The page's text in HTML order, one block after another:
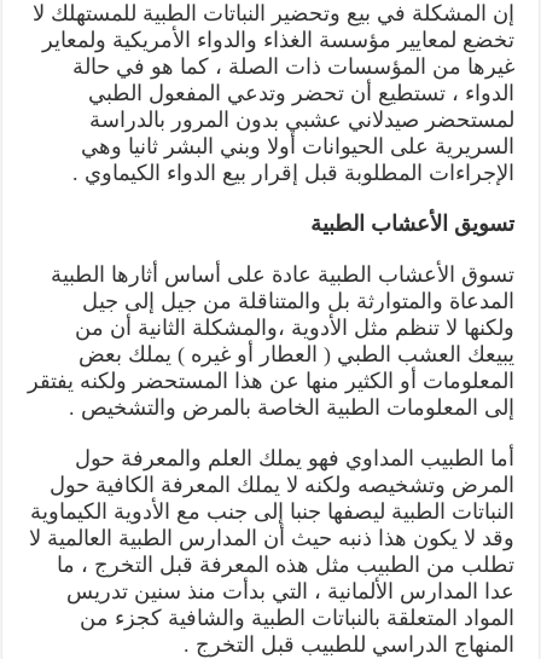
إن المشكلة في بيع وتحضير النباتات الطبية للمستهلك لا
تخضع لمعايير مؤسسة الغذاء والدواء الأمريكية ولمعاير
غيرها من المؤسسات ذات الصلة ، كما هو في حالة
الدواء ، تستطيع أن تحضر وتدعي المفعول الطبي
لمستحضر صيدلاني عشبي بدون المرور بالدراسة
السريرية على الحيوانات أولا وبني البشر ثانيا وهي
الإجراءات المطلوبة قبل إقرار بيع الدواء الكيماوي .
تسويق الأعشاب الطبية
تسوق الأعشاب الطبية عادة على أساس أثارها الطبية
المدعاة والمتوارثة بل والمتناقلة من جيل إلى جيل
ولكنها لا تنظم مثل الأدوية ،والمشكلة الثانية أن من
يبيعك العشب الطبي ( العطار أو غيره ) يملك بعض
المعلومات أو الكثير منها عن هذا المستحضر ولكنه يفتقر
إلى المعلومات الطبية الخاصة بالمرض والتشخيص .
أما الطبيب المداوي فهو يملك العلم والمعرفة حول
المرض وتشخيصه ولكنه لا يملك المعرفة الكافية حول
النباتات الطبية ليصفها جنبا إلى جنب مع الأدوية الكيماوية
وقد لا يكون هذا ذنبه حيث أن المدارس الطبية العالمية لا
تطلب من الطبيب مثل هذه المعرفة قبل التخرج ، ما
عدا المدارس الألمانية ، التي بدأت منذ سنين تدريس
المواد المتعلقة بالنباتات الطبية والشافية كجزء من
المنهاج الدراسي للطبيب قبل التخرج .